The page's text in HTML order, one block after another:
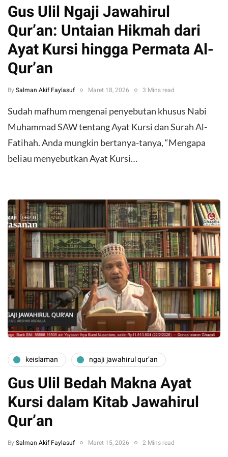
Gus Ulil Ngaji Jawahirul
Qur’an: Untaian Hikmah dari
Ayat Kursi hingga Permata Al-
Qur’an
By Salman Akif Faylasuf Maret 18, 2026 3 Mins read
Sudah mafhum mengenai penyebutan khusus Nabi
Muhammad SAW tentang Ayat Kursi dan Surah Al-
Fatihah. Anda mungkin bertanya-tanya, “Mengapa
beliau menyebutkan Ayat Kursi…
keislaman ngaji jawahirul qur’an
Gus Ulil Bedah Makna Ayat
Kursi dalam Kitab Jawahirul
Qur’an
By Salman Akif Faylasuf Maret 15, 2026 2 Mins read